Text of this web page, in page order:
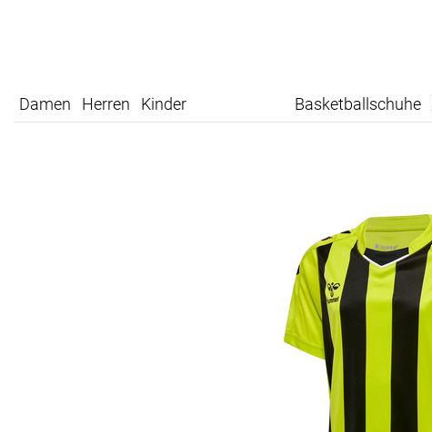
Damen Herren Kinder Basketballschuhe